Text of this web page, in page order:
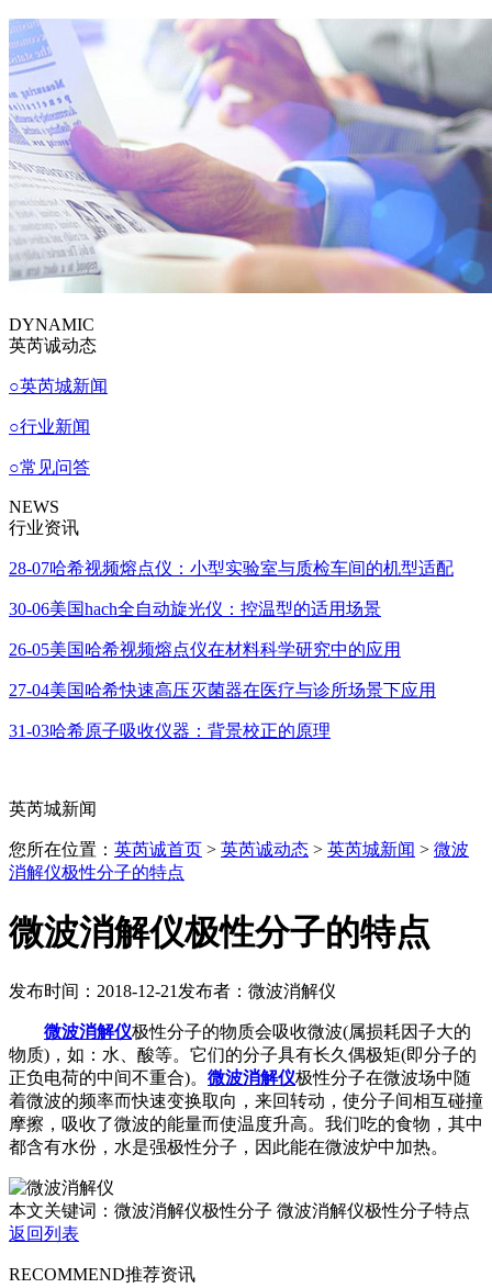
DYNAMIC
英芮诚动态
○英芮城新闻
○行业新闻
○常见问答
NEWS
行业资讯
28-07哈希视频熔点仪：小型实验室与质检车间的机型适配
30-06美国hach全自动旋光仪：控温型的适用场景
26-05美国哈希视频熔点仪在材料科学研究中的应用
27-04美国哈希快速高压灭菌器在医疗与诊所场景下应用
31-03哈希原子吸收仪器：背景校正的原理
英芮城新闻
您所在位置： 英芮诚首页 > 英芮诚动态 > 英芮城新闻 > 微波
消解仪极性分子的特点
微波消解仪极性分子的特点
发布时间：2018-12-21 发布者：微波消解仪
微波消解仪极性分子的物质会吸收微波(属损耗因子大的
物质)，如：水、酸等。它们的分子具有长久偶极矩(即分子的
正负电荷的中间不重合)。 微波消解仪极性分子在微波场中随
着微波的频率而快速变换取向，来回转动，使分子间相互碰撞
摩擦，吸收了微波的能量而使温度升高。我们吃的食物，其中
都含有水份，水是强极性分子，因此能在微波炉中加热。
本文关键词：微波消解仪极性分子 微波消解仪极性分子特点
返回列表
RECOMMEND推荐资讯